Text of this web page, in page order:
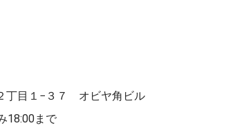
丁目１−３７ オビヤ角ビル
18:00まで